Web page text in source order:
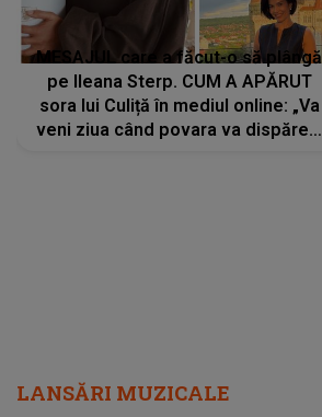
MESAJUL care a făcut-o să plângă
pe Ileana Sterp. CUM A APĂRUT
sora lui Culiță în mediul online: „Va
veni ziua când povara va dispărea,
LANSĂRI MUZICALE